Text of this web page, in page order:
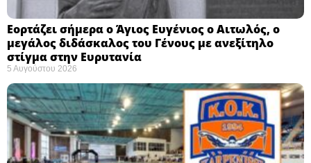
Εορτάζει σήμερα ο Άγιος Ευγένιος ο Αιτωλός, ο
μεγάλος διδάσκαλος του Γένους με ανεξίτηλο
στίγμα στην Ευρυτανία
5 Αυγούστου 2026